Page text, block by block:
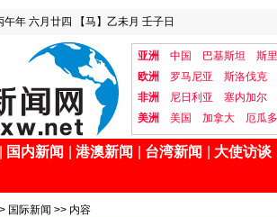
午年 六月廿四 【马】乙未月 壬子日
亚洲 中国 巴基斯坦
斯
欧洲
罗马尼亚
斯洛伐克
非洲
尼日利亚
塞内加尔
美洲
美国 加拿大 厄瓜
国内新闻 港澳新闻 台湾新闻 大使访谈
国际新闻 >> 内容